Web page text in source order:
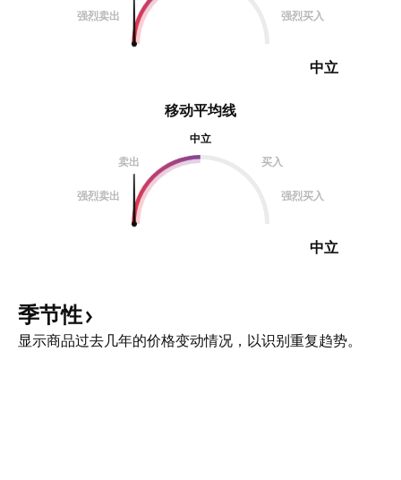
强烈卖出 强烈买入
中立
移动平均线
中立
卖出
买入
强烈卖出 强烈买入
中立
季节性
显示商品过去几年的价格变动情况，以识别重复趋势。